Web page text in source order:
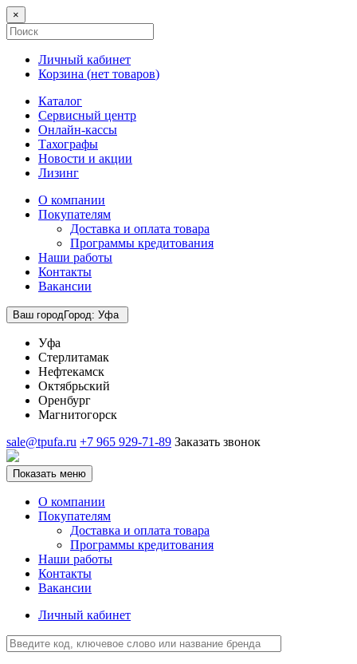
×
Личный кабинет
Корзина (нет товаров)
Каталог
Сервисный центр
Онлайн-кассы
Тахографы
Новости и акции
Лизинг
О компании
Покупателям
Доставка и оплата товара
Программы кредитования
Наши работы
Контакты
Вакансии
Ваш городГород: Уфа
Уфа
Стерлитамак
Нефтекамск
Октябрьский
Оренбург
Магнитогорск
sale@tpufa.ru +7 965 929-71-89 Заказать звонок
Показать меню
О компании
Покупателям
Доставка и оплата товара
Программы кредитования
Наши работы
Контакты
Вакансии
Личный кабинет